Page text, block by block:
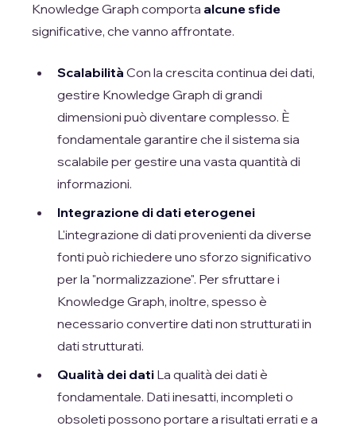
Knowledge Graph comporta alcune sfide
significative, che vanno affrontate.
Scalabilità Con la crescita continua dei dati,
gestire Knowledge Graph di grandi
dimensioni può diventare complesso. È
fondamentale garantire che il sistema sia
scalabile per gestire una vasta quantità di
informazioni.
Integrazione di dati eterogenei
L'integrazione di dati provenienti da diverse
fonti può richiedere uno sforzo significativo
per la "normalizzazione". Per sfruttare i
Knowledge Graph, inoltre, spesso è
necessario convertire dati non strutturati in
dati strutturati.
Qualità dei dati La qualità dei dati è
fondamentale. Dati inesatti, incompleti o
obsoleti possono portare a risultati errati e a